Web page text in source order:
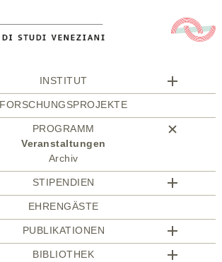
INSTITUT
FORSCHUNGSPROJEKTE
PROGRAMM
Veranstaltungen
Archiv
STIPENDIEN
EHRENGÄSTE
PUBLIKATIONEN
BIBLIOTHEK